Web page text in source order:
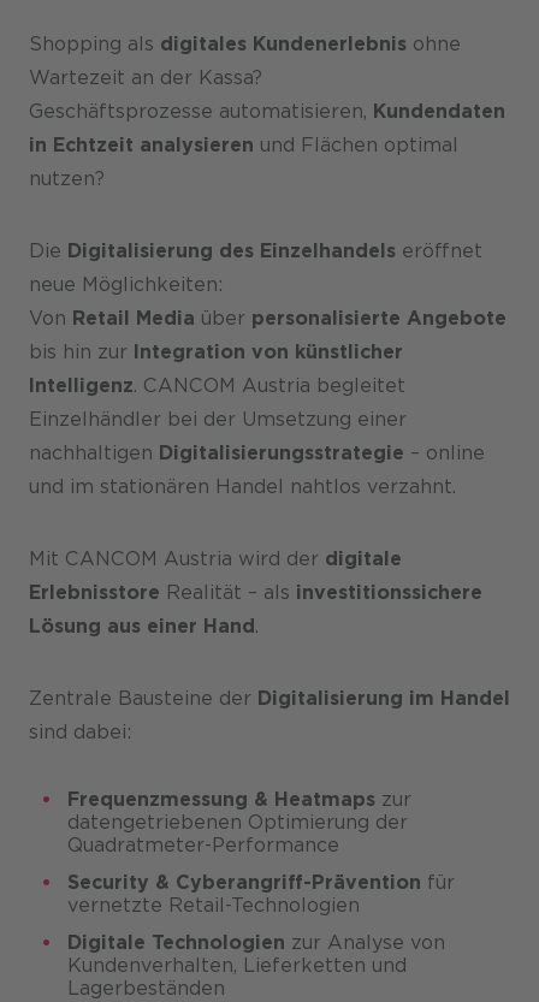
Shopping als digitales Kundenerlebnis ohne
Wartezeit an der Kassa?
Geschäftsprozesse automatisieren, Kundendaten
in Echtzeit analysieren und Flächen optimal
nutzen?
Die Digitalisierung des Einzelhandels eröffnet
neue Möglichkeiten:
Von Retail Media über personalisierte Angebote
bis hin zur Integration von künstlicher
Intelligenz. CANCOM Austria begleitet
Einzelhändler bei der Umsetzung einer
nachhaltigen Digitalisierungsstrategie – online
und im stationären Handel nahtlos verzahnt.
Mit CANCOM Austria wird der digitale
Erlebnisstore Realität – als investitionssichere
Lösung aus einer Hand.
Zentrale Bausteine der Digitalisierung im Handel
sind dabei:
Frequenzmessung & Heatmaps zur
datengetriebenen Optimierung der
Quadratmeter-Performance
Security & Cyberangriff-Prävention für
vernetzte Retail-Technologien
Digitale Technologien zur Analyse von
Kundenverhalten, Lieferketten und
Lagerbeständen